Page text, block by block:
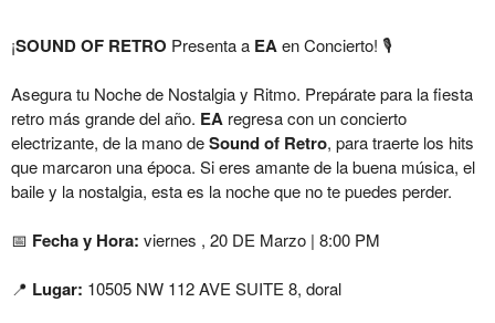
¡SOUND OF RETRO Presenta a EAen Concierto! 🎙️
​Asegura tu Noche de Nostalgia y Ritmo. Prepárate para la fiesta
retro más grande del año. EA regresa con un concierto
electrizante, de la mano deSound of Retro, para traerte los hits
que marcaron una época. Si eres amante de la buena música, el
baile y la nostalgia, esta es la noche que no te puedes perder.
​📅 Fecha y Hora: viernes , 20 DE Marzo | 8:00 PM
📍 Lugar: 10505 NW 112 AVE SUITE 8, doral